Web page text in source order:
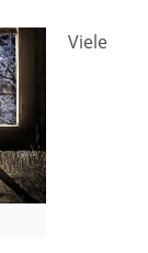
wieder
und
es
Viele